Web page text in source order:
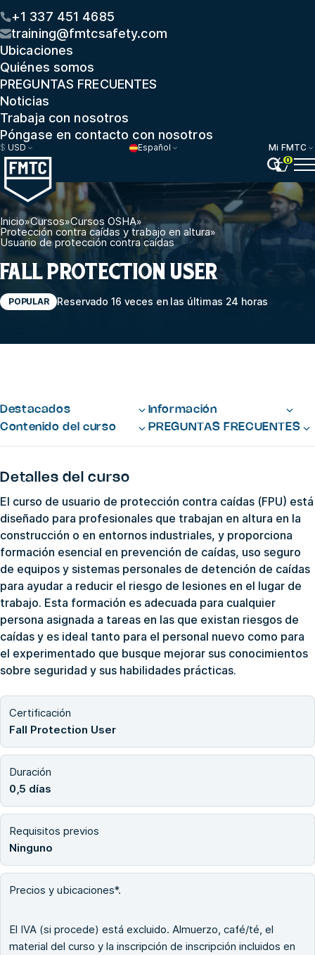
+1 337 451 4685
training@fmtcsafety.com
Ubicaciones
Quiénes somos
PREGUNTAS FRECUENTES
Noticias
Trabaja con nosotros
Póngase en contacto con nosotros
$ USD Español
Mi FMTC
0
Inicio»Cursos»Cursos OSHA»
Protección contra caídas y trabajo en altura»
Usuario de protección contra caídas
FALL PROTECTION USER
POPULAR Reservado 16 veces en las últimas 24 horas
Destacados
Información
Contenido del curso
PREGUNTAS FRECUENTES
Detalles del curso
El curso de usuario de protección contra caídas (FPU) está
diseñado para profesionales que trabajan en altura en la
construcción o en entornos industriales, y proporciona
formación esencial en prevención de caídas, uso seguro
de equipos y sistemas personales de detención de caídas
para ayudar a reducir el riesgo de lesiones en el lugar de
trabajo. Esta formación es adecuada para cualquier
persona asignada a tareas en las que existan riesgos de
caídas y es ideal tanto para el personal nuevo como para
el experimentado que busque mejorar sus conocimientos
sobre seguridad y sus habilidades prácticas.
Certificación
Fall Protection User
Duración
0,5 días
Requisitos previos
Ninguno
Precios y ubicaciones*.
El IVA (si procede) está excluido. Almuerzo, café/té, el
material del curso y la inscripción de inscripción incluidos en